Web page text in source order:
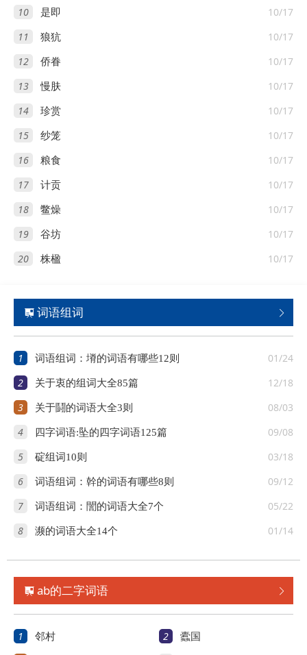
10 10/17
是即
11 10/17
狼犺
12 10/17
侨眷
13 10/17
慢肤
14 10/17
珍赏
15 10/17
纱笼
16 10/17
粮食
17 10/17
计贡
18 10/17
鳖燥
19 10/17
谷坊
20 10/17
株楹

 词语组词
1 01/24
词语组词：塉的词语有哪些12则
2 12/18
关于衷的组词大全85篇
3 08/03
关于鬪的词语大全3则
4 09/08
四字词语:坠的四字词语125篇
5 03/18
碇组词10则
6 09/12
词语组词：幹的词语有哪些8则
7 05/22
词语组词：誾的词语大全7个
8 01/14
濒的词语大全14个

 ab的二字词语
1 邻村 2 蠹国